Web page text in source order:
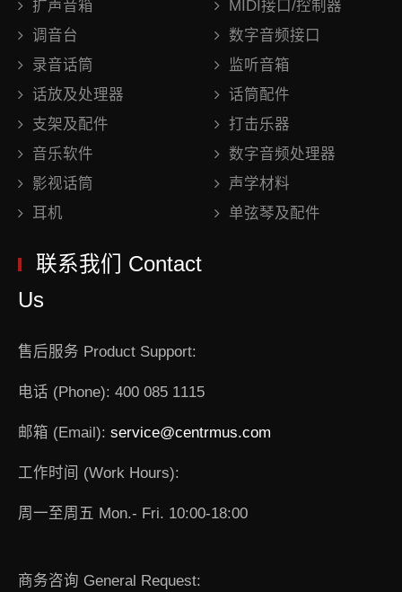
扩声音箱
MIDI接口/控制器
调音台
数字音频接口
录音话筒
监听音箱
话放及处理器
话筒配件
支架及配件
打击乐器
音乐软件
数字音频处理器
影视话筒
声学材料
耳机
单弦琴及配件
联系我们 Contact
Us
售后服务 Product Support:
电话 (Phone): 400 085 1115
邮箱 (Email): service@centrmus.com
工作时间 (Work Hours):
周一至周五 Mon.- Fri. 10:00-18:00
商务咨询 General Request: